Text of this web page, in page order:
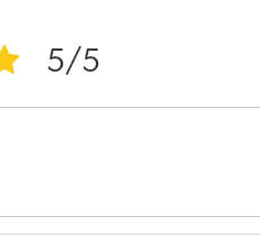
5/5